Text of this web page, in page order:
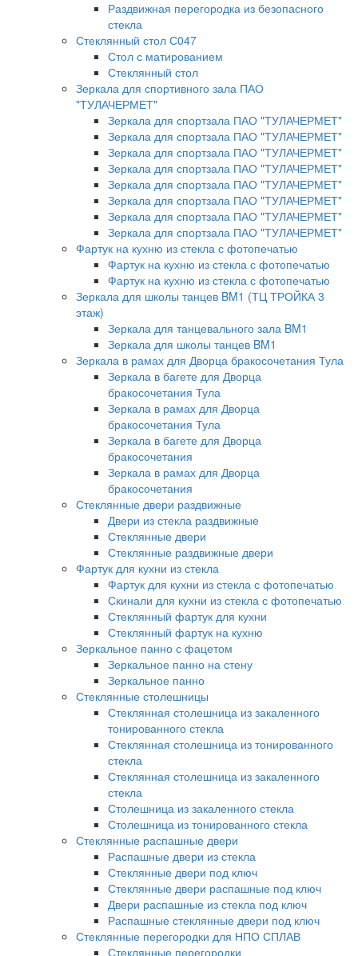
Раздвижная перегородка из безопасного
стекла
Стеклянный стол С047
Стол с матированием
Стеклянный стол
Зеркала для спортивного зала ПАО
"ТУЛАЧЕРМЕТ"
Зеркала для спортзала ПАО "ТУЛАЧЕРМЕТ"
Зеркала для спортзала ПАО "ТУЛАЧЕРМЕТ"
Зеркала для спортзала ПАО "ТУЛАЧЕРМЕТ"
Зеркала для спортзала ПАО "ТУЛАЧЕРМЕТ"
Зеркала для спортзала ПАО "ТУЛАЧЕРМЕТ"
Зеркала для спортзала ПАО "ТУЛАЧЕРМЕТ"
Зеркала для спортзала ПАО "ТУЛАЧЕРМЕТ"
Зеркала для спортзала ПАО "ТУЛАЧЕРМЕТ"
Фартук на кухню из стекла с фотопечатью
Фартук на кухню из стекла с фотопечатью
Фартук на кухню из стекла с фотопечатью
Зеркала для школы танцев BM1 (ТЦ ТРОЙКА 3
этаж)
Зеркала для танцевального зала BM1
Зеркала для школы танцев BM1
Зеркала в рамах для Дворца бракосочетания Тула
Зеркала в багете для Дворца
бракосочетания Тула
Зеркала в рамах для Дворца
бракосочетания Тула
Зеркала в багете для Дворца
бракосочетания
Зеркала в рамах для Дворца
бракосочетания
Стеклянные двери раздвижные
Двери из стекла раздвижные
Стеклянные двери
Стеклянные раздвижные двери
Фартук для кухни из стекла
Фартук для кухни из стекла с фотопечатью
Скинали для кухни из стекла с фотопечатью
Стеклянный фартук для кухни
Стеклянный фартук на кухню
Зеркальное панно с фацетом
Зеркальное панно на стену
Зеркальное панно
Стеклянные столешницы
Стеклянная столешница из закаленного
тонированного стекла
Стеклянная столешница из тонированного
стекла
Стеклянная столешница из закаленного
стекла
Столешница из закаленного стекла
Столешница из тонированного стекла
Стеклянные распашные двери
Распашные двери из стекла
Стеклянные двери под ключ
Стеклянные двери распашные под ключ
Двери распашные из стекла под ключ
Распашные стеклянные двери под ключ
Стеклянные перегородки для НПО СПЛАВ
Стеклянные перегородки